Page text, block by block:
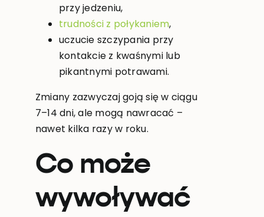
przy jedzeniu,
trudności z połykaniem,
uczucie szczypania przy
kontakcie z kwaśnymi lub
pikantnymi potrawami.
Zmiany zazwyczaj goją się w ciągu
7–14 dni, ale mogą nawracać –
nawet kilka razy w roku.
Co może
wywoływać